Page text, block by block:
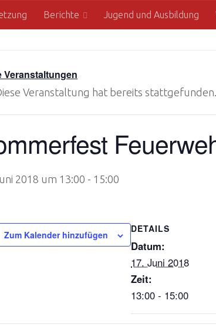
Berichte Jugend und Ausbildung
Veranstaltungen
Veranstaltung hat bereits stattgefunden.
2018 um 13:00 - 15:00
Zum Kalender hinzufügen
DETAILS
Datum:
17. Juni 2018
Zeit:
13:00 - 15:00